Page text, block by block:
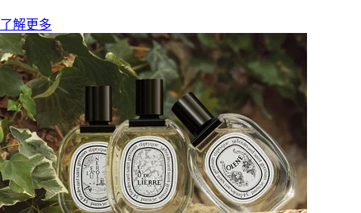
了解更多